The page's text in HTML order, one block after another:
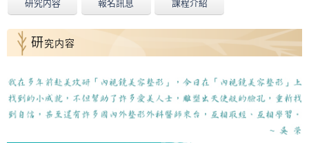
研究内容 報名訊息 課程介紹
研究内容